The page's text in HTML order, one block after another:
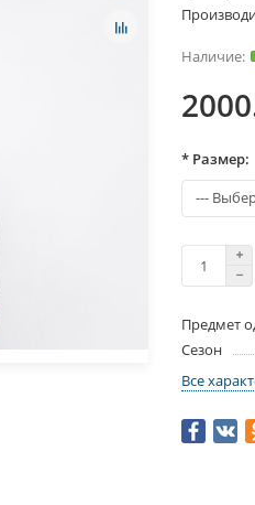
* Размер:
Предмет
Сезон
Все